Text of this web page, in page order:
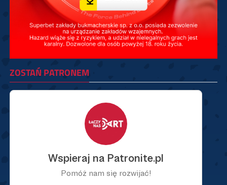
ZOSTAŃ PATRONEM